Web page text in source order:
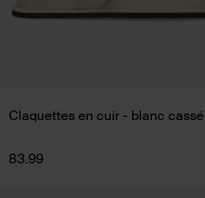
Claquettes en cuir - blanc cassé
83.99